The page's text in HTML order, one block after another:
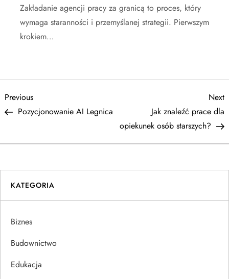
Zakładanie agencji pracy za granicą to proces, który
wymaga staranności i przemyślanej strategii. Pierwszym
krokiem…
N
w
i
g
a
c
Previous
Post
Previous
Pozycjonowanie AI Legnica
Next
Jak znaleźć prace dla
opiekunek osób starszych?
KATEGORIA
Biznes
Budownictwo
Edukacja